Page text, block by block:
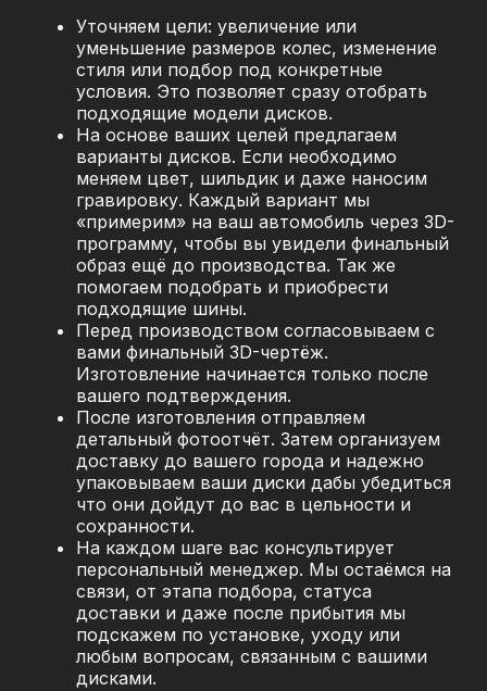
Уточняем цели: увеличение или
уменьшение размеров колес, изменение
стиля или подбор под конкретные
условия. Это позволяет сразу отобрать
подходящие модели дисков.
На основе ваших целей предлагаем
варианты дисков. Если необходимо
меняем цвет, шильдик и даже наносим
гравировку. Каждый вариант мы
«примерим» на ваш автомобиль через 3D-
программу, чтобы вы увидели финальный
образ ещё до производства. Так же
помогаем подобрать и приобрести
подходящие шины.
Перед производством согласовываем с
вами финальный 3D-чертёж.
Изготовление начинается только после
вашего подтверждения.
После изготовления отправляем
детальный фотоотчёт. Затем организуем
доставку до вашего города и надежно
упаковываем ваши диски дабы убедиться
что они дойдут до вас в цельности и
сохранности.
На каждом шаге вас консультирует
персональный менеджер. Мы остаёмся на
связи, от этапа подбора, статуса
доставки и даже после прибытия мы
подскажем по установке, уходу или
любым вопросам, связанным с вашими
дисками.